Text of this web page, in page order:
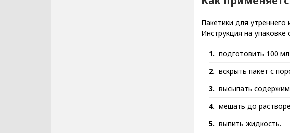
Пакетики для
Инструкция на упаковке
подготовить 100
вскрыть пакет с
высыпать
мешать до
выпить жидкость.